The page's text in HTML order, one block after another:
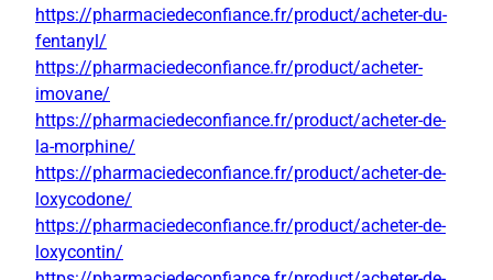
https://pharmaciedeconfiance.fr/product/acheter-du-
fentanyl/
https://pharmaciedeconfiance.fr/product/acheter-
imovane/
https://pharmaciedeconfiance.fr/product/acheter-de-
la-morphine/
https://pharmaciedeconfiance.fr/product/acheter-de-
loxycodone/
https://pharmaciedeconfiance.fr/product/acheter-de-
loxycontin/